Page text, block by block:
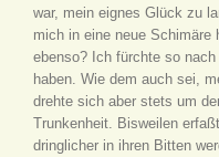
war, mein eignes Glück zu
mich in eine neue Schimäre
ebenso? Ich fürchte so
haben. Wie dem auch sei,
drehte sich aber stets um
Trunkenheit. Bisweilen
dringlicher in ihren Bitten